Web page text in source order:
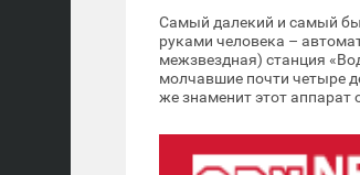
Самый далекий и самый
руками человека –
межзвездная) станция
молчавшие почти четыре
же знаменит этот аппарат